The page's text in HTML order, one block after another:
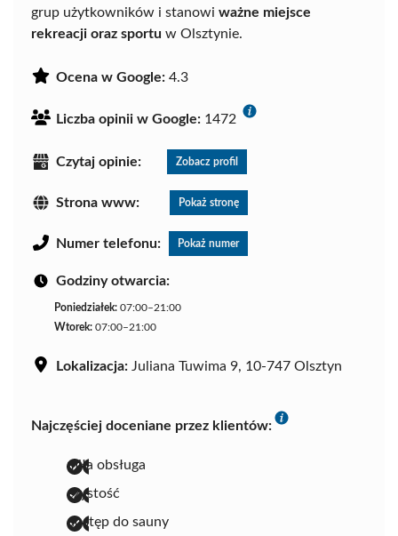
grup użytkowników i stanowi ważne miejsce
rekreacji oraz sportu w Olsztynie.
Ocena w Google: 4.3
Liczba opinii w Google: 1472
Czytaj opinie: Zobacz profil
Strona www: Pokaż stronę
Numer telefonu: Pokaż numer
Godziny otwarcia:
Poniedziałek: 07:00–21:00
Wtorek: 07:00–21:00
Lokalizacja: Juliana Tuwima 9, 10-747 Olsztyn
Najczęściej doceniane przez klientów:
miła obsługa
czystość
dostęp do sauny